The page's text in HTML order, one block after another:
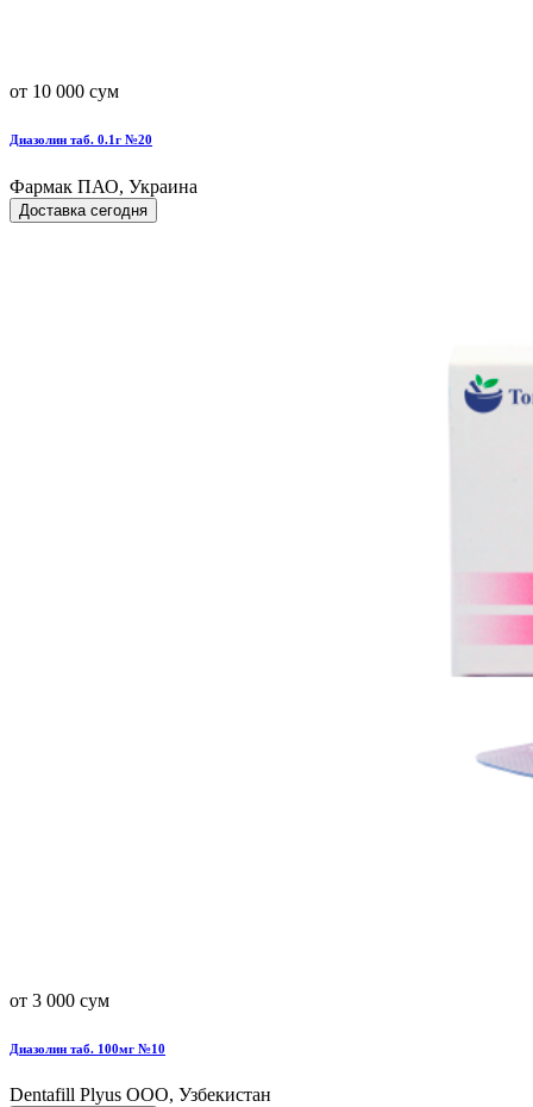
от 10 000 сум
Диазолин таб. 0.1г №20
Фармак ПАО, Украина
Доставка сегодня
от 3 000 сум
Диазолин таб. 100мг №10
Dentafill Plyus OOO, Узбекистан